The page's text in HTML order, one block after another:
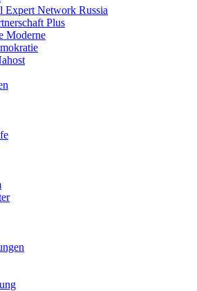
Expert Network Russia
Plus
Moderne